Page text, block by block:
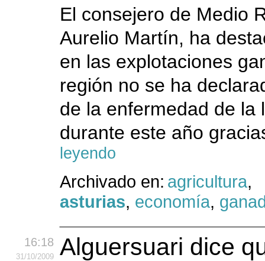
El consejero de Medio
Aurelio Martín, ha
en las explotaciones
región no se ha
de la enfermedad de la
durante este año
leyendo
Archivado en: agricultura,
asturias, economía,
16:18
31/10/2009
Alguersuari dice